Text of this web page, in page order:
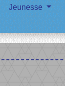
Jeunesse